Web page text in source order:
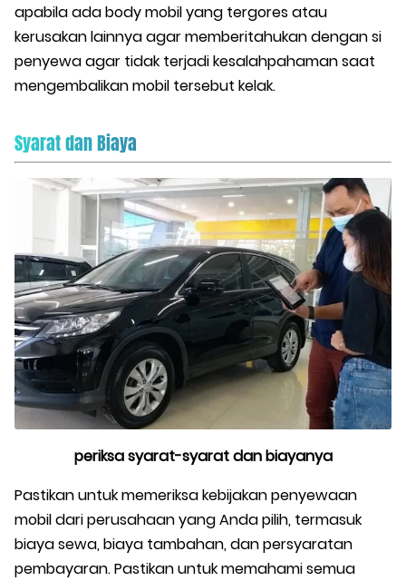
apabila ada body mobil yang tergores atau
kerusakan lainnya agar memberitahukan dengan si
penyewa agar tidak terjadi kesalahpahaman saat
mengembalikan mobil tersebut kelak.
Syarat dan Biaya
periksa syarat-syarat dan biayanya
Pastikan untuk memeriksa kebijakan penyewaan
mobil dari perusahaan yang Anda pilih, termasuk
biaya sewa, biaya tambahan, dan persyaratan
pembayaran. Pastikan untuk memahami semua